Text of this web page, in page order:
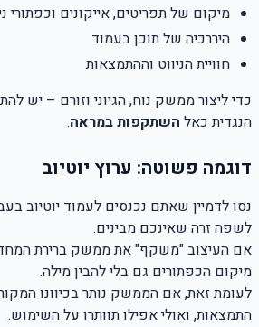
מיקום של תפריטים, אייקונים וכפתורי
היררכיה של תוכן בעמוד
חוויית הניווט וההתמצאות
כדי ליצור ממשק נוח, הגיוני וזורם – יש
הנגדית כאל השתקפות במראה.
דוגמה פשוטה: ערוץ יוטיוב
נסו לדמיין שאתם נכנסים לעמוד יוטיוב
לשפה זרה שאינכם מבינים.
אם העיצוב "משקף" את ממשק ברירת
מיקום הכפתורים גם בלי להבין מילה.
לעומת זאת, אם הממשק נותר בכיוונו
התמצאות, ואולי אפילו תוותרו על השימוש.